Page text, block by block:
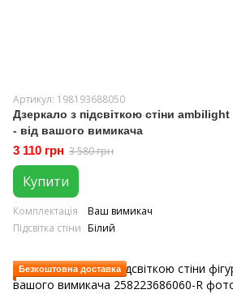
Артикул: 198193688050
Дзеркало з підсвіткою стіни
- від вашого вимикача
3 110 грн 3 580 грн
Купити
Комплектація
Ваш вимикач
Підсвітка стіни Білий
Безкоштовна доставка